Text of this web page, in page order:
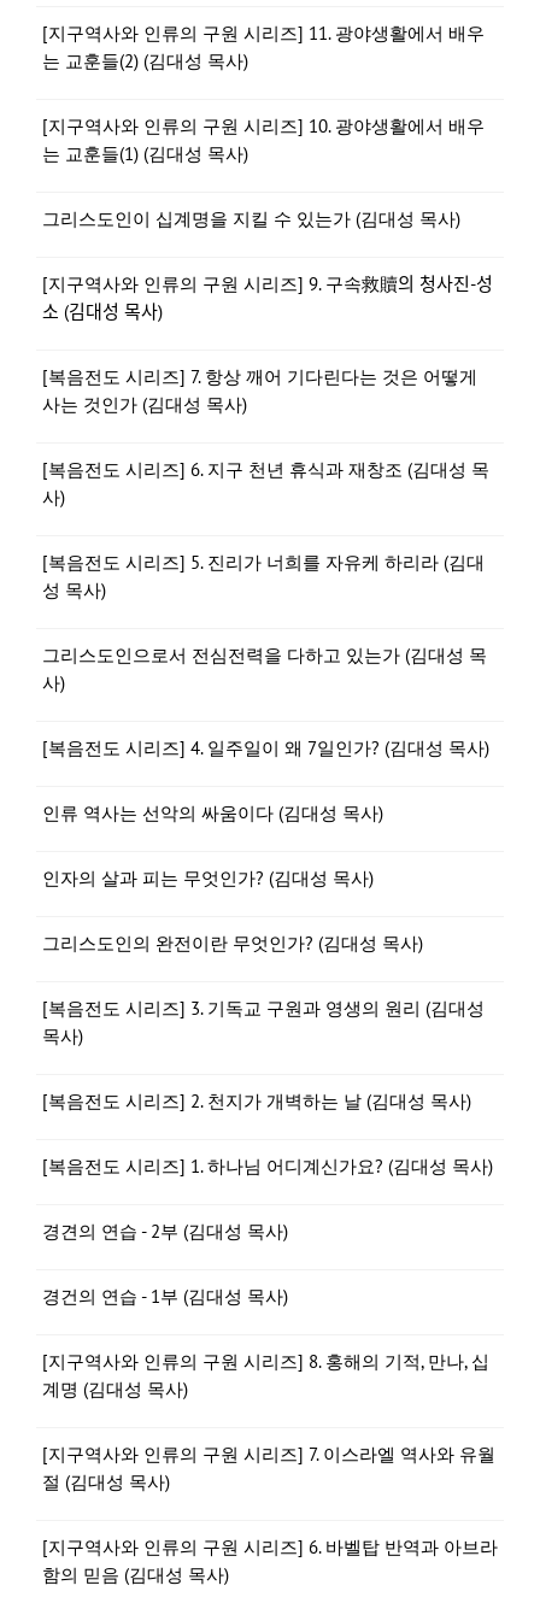
[지구역사와 인류의 구원 시리즈] 11. 광야생활에서 배우
는 교훈들(2) (김대성 목사)
[지구역사와 인류의 구원 시리즈] 10. 광야생활에서 배우
는 교훈들(1) (김대성 목사)
그리스도인이 십계명을 지킬 수 있는가 (김대성 목사)
[지구역사와 인류의 구원 시리즈] 9. 구속救贖의 청사진-성
소 (김대성 목사)
[복음전도 시리즈] 7. 항상 깨어 기다린다는 것은 어떻게
사는 것인가 (김대성 목사)
[복음전도 시리즈] 6. 지구 천년 휴식과 재창조 (김대성 목
사)
[복음전도 시리즈] 5. 진리가 너희를 자유케 하리라 (김대
성 목사)
그리스도인으로서 전심전력을 다하고 있는가 (김대성 목
사)
[복음전도 시리즈] 4. 일주일이 왜 7일인가? (김대성 목사)
인류 역사는 선악의 싸움이다 (김대성 목사)
인자의 살과 피는 무엇인가? (김대성 목사)
그리스도인의 완전이란 무엇인가? (김대성 목사)
[복음전도 시리즈] 3. 기독교 구원과 영생의 원리 (김대성
목사)
[복음전도 시리즈] 2. 천지가 개벽하는 날 (김대성 목사)
[복음전도 시리즈] 1. 하나님 어디계신가요? (김대성 목사)
경견의 연습 - 2부 (김대성 목사)
경건의 연습 - 1부 (김대성 목사)
[지구역사와 인류의 구원 시리즈] 8. 홍해의 기적, 만나, 십
계명 (김대성 목사)
[지구역사와 인류의 구원 시리즈] 7. 이스라엘 역사와 유월
절 (김대성 목사)
[지구역사와 인류의 구원 시리즈] 6. 바벨탑 반역과 아브라
함의 믿음 (김대성 목사)